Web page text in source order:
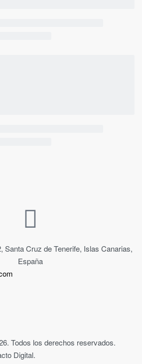
Santa Cruz de Tenerife, Islas Canarias,
España
Todos los derechos reservados.
Digital.